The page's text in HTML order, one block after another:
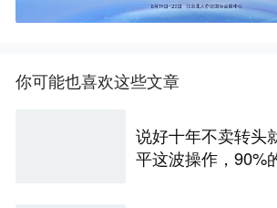
你可能也喜欢这些文章
说好十年不卖转头
平这波操作，90%